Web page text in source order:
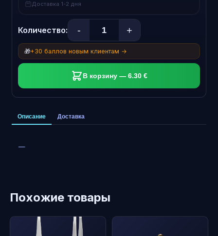
Доставка 1-2 дня
Количество: - +
🎁+30 баллов новым клиентам →
В корзину — 6.30 €
Описание Доставка
—
Похожие товары